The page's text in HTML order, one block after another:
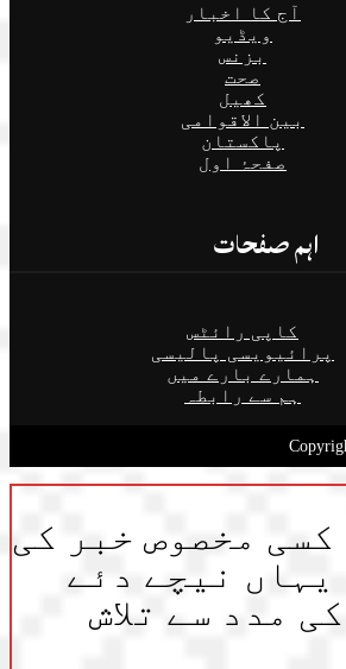
آج کا اخبار
ویڈیو
بزنس
صحت
کھیل
بین الاقوامی
پاکستان
صفحۂ اول
اہم صفحات
کاپی رائٹس
پرائیویسی پالیسی
ہمارے بارے میں
ہم سے رابطہ
کسی مخصوص خبر کی
یہاں نیچے دئے
مدد سے تلاش